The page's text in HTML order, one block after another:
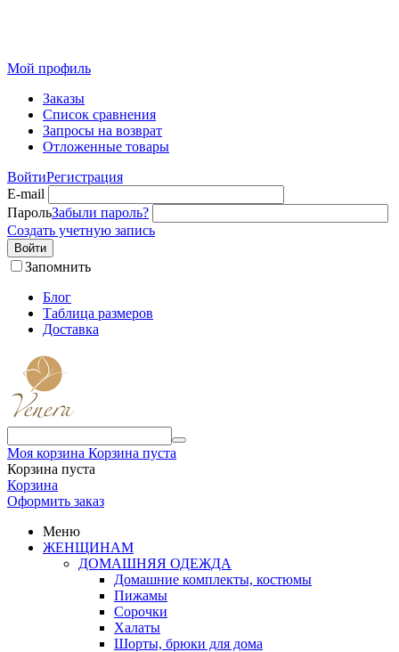
Мой профиль
Заказы
Список сравнения
Запросы на возврат
Отложенные товары
ВойтиРегистрация
E-mail
ПарольЗабыли пароль?
Создать учетную запись
Войти
Запомнить
Блог
Таблица размеров
Доставка
Моя корзина Корзина пуста
Корзина пуста
Корзина
Оформить заказ
Меню
ЖЕНЩИНАМ
ДОМАШНЯЯ ОДЕЖДА
Домашние комплекты, костюмы
Пижамы
Сорочки
Халаты
Шорты, брюки для дома